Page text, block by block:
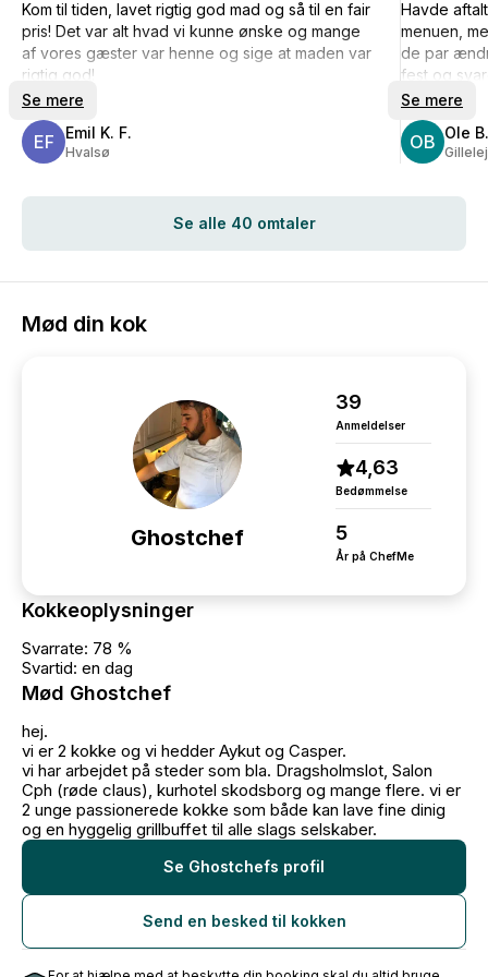
EF Emil K. F.
Hvalsø
Kom til tiden, lavet rigtig god mad og så til en fair
pris! Det var alt hvad vi kunne ønske og mange
af vores gæster var henne og sige at maden var
rigtig god!
Se mere
OB Ole B.
Havde
menuen,
de par
fest og
Se mere
Se alle 40 omtaler
Mød din kok
Ghostchef
39
Anmeldelser
4,63
Bedømmelse
5
År på ChefMe
Kokkeoplysninger
Svarrate: 78 %
Svartid: en dag
Mød Ghostchef
hej.
vi er 2 kokke og vi hedder Aykut og Casper.
vi har arbejdet på steder som bla. Dragsholmslot, Salon
Cph (røde claus), kurhotel skodsborg og mange flere. vi er
2 unge passionerede kokke som både kan lave fine dinig
og en hyggelig grillbuffet til alle slags selskaber.
Se Ghostchefs profil
Send en besked til kokken